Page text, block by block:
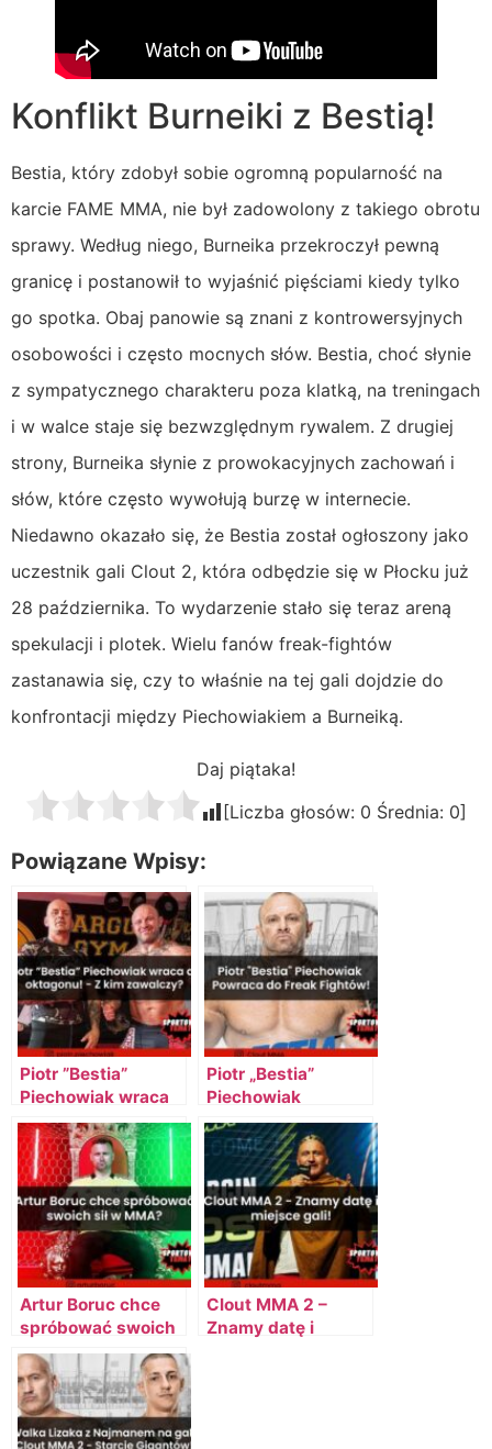
Konflikt Burneiki z Bestią!
Bestia, który zdobył sobie ogromną popularność na
karcie FAME MMA, nie był zadowolony z takiego obrotu
sprawy. Według niego, Burneika przekroczył pewną
granicę i postanowił to wyjaśnić pięściami kiedy tylko
go spotka. Obaj panowie są znani z kontrowersyjnych
osobowości i często mocnych słów. Bestia, choć słynie
z sympatycznego charakteru poza klatką, na treningach
i w walce staje się bezwzględnym rywalem. Z drugiej
strony, Burneika słynie z prowokacyjnych zachowań i
słów, które często wywołują burzę w internecie.
Niedawno okazało się, że Bestia został ogłoszony jako
uczestnik gali Clout 2, która odbędzie się w Płocku już
28 października. To wydarzenie stało się teraz areną
spekulacji i plotek. Wielu fanów freak-fightów
zastanawia się, czy to właśnie na tej gali dojdzie do
konfrontacji między Piechowiakiem a Burneiką.
Daj piątaka!
[Liczba głosów: 0 Średnia: 0]
Powiązane Wpisy:
Piotr ”Bestia”
Piechowiak wraca
do oktagonu! – Z
kim zawalczy?
Piotr „Bestia”
Piechowiak
Powraca do Freak-
Fightów! –
zawalczy w Clout
MMA 2!
Artur Boruc chce
spróbować swoich
sił w MMA?
Clout MMA 2 –
Znamy datę i